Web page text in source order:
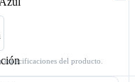
especificaciones del producto.